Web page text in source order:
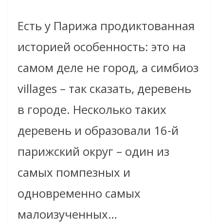
Есть у Парижа продиктованная
историей особенность: это на
самом деле не город, а симбиоз
villages – так сказать, деревень
в городе. Несколько таких
деревень и образовали 16-й
парижский округ – один из
самых помпезных и
одновременно самых
малоизученных…